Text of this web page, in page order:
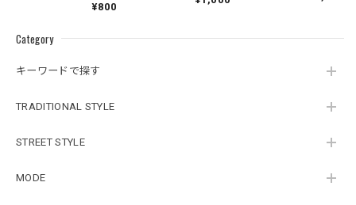
Category
キーワードで探す
TRADITIONAL STYLE
STREET STYLE
MODE
¥800